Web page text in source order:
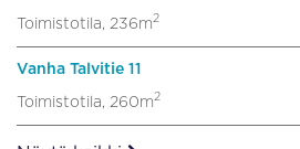
Toimistotila, 236m2
Vanha Talvitie 11
Toimistotila, 260m2